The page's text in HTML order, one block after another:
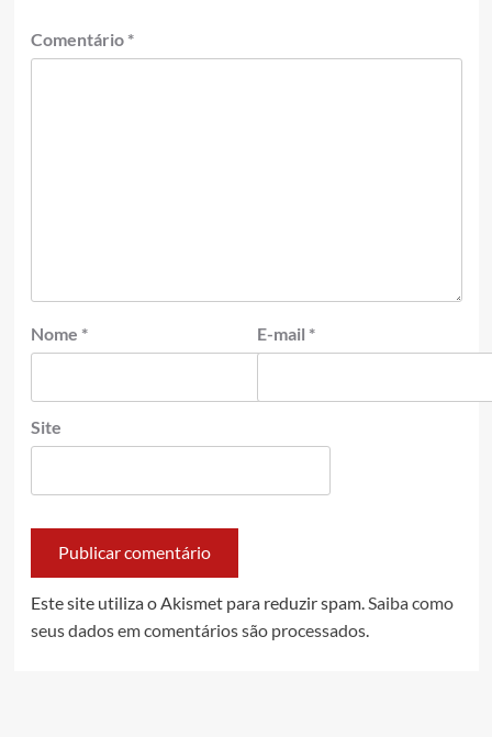
Comentário *
Nome * E-mail *
Site
Este site utiliza o Akismet para reduzir spam. Saiba como
seus dados em comentários são processados.